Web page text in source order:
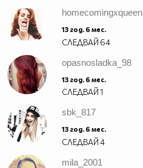
homecomingxqueen
13 год. 6 мес.
СЛЕДВАЙ 64
opasnosladka_98
13 год. 6 мес.
СЛЕДВАЙ1
sbk_817
13 год. 6 мес.
СЛЕДВАЙ4
mila_2001